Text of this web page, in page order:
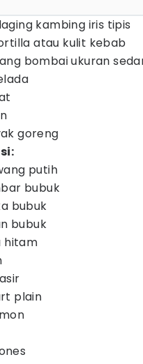
kambing iris tipis
atau kulit kebab
bombai ukuran
goreng
putih
bubuk
bubuk
bubuk
hitam
plain